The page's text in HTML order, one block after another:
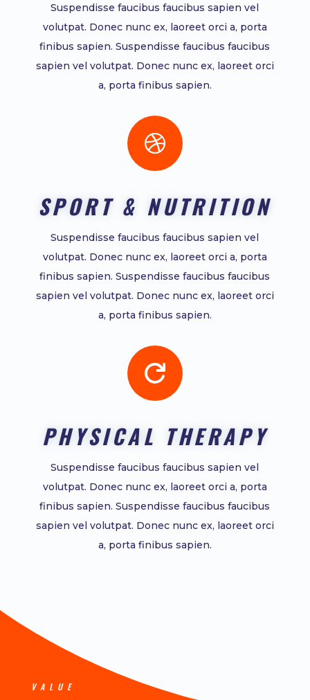
Suspendisse faucibus faucibus sapien vel
volutpat. Donec nunc ex, laoreet orci a, porta
finibus sapien. Suspendisse faucibus faucibus
sapien vel volutpat. Donec nunc ex, laoreet orci
a, porta finibus sapien.

SPORT & NUTRITION
Suspendisse faucibus faucibus sapien vel
volutpat. Donec nunc ex, laoreet orci a, porta
finibus sapien. Suspendisse faucibus faucibus
sapien vel volutpat. Donec nunc ex, laoreet orci
a, porta finibus sapien.

PHYSICAL THERAPY
Suspendisse faucibus faucibus sapien vel
volutpat. Donec nunc ex, laoreet orci a, porta
finibus sapien. Suspendisse faucibus faucibus
sapien vel volutpat. Donec nunc ex, laoreet orci
a, porta finibus sapien.
VALUE